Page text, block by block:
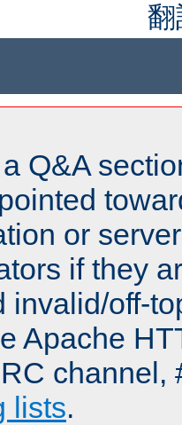
Q&A
or
if they
invalid/off-
Apache
channel,
lists.